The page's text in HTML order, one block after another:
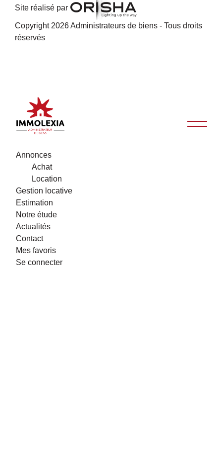
Site réalisé par
Copyright 2026 Administrateurs de biens - Tous droits
réservés
Annonces
Achat
Location
Gestion locative
Estimation
Notre étude
Actualités
Contact
Mes favoris
Se connecter